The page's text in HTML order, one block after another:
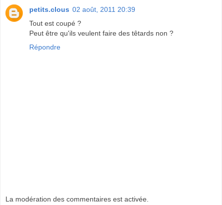
petits.clous 02 août, 2011 20:39
Tout est coupé ?
Peut être qu'ils veulent faire des têtards non ?
Répondre
La modération des commentaires est activée.